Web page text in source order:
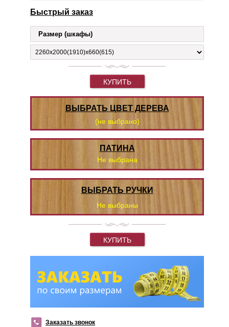
Быстрый заказ
Размер (шкафы)
КУПИТЬ
ВЫБРАТЬ ЦВЕТ ДЕРЕВА
(не выбрано)
ПАТИНА
Не выбрана
ВЫБРАТЬ РУЧКИ
Не выбраны
КУПИТЬ
Заказать звонок